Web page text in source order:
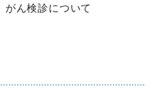
がん検診について